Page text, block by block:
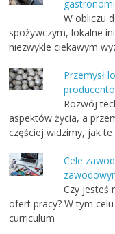
W obliczu
spożywczym, lokalne
niezwykle ciekawym
Przemysł
Rozwój
aspektów życia, a
częściej widzimy, jak
Cele
Czy jesteś
ofert pracy? W tym
curriculum